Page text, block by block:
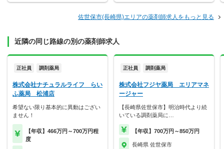
佐世保市(長崎県)エリアの薬剤師求人をもっと見る
近隣の同じ路線の別の薬剤師求人
正社員 調剤薬局
株式会社ナチュラルライフ らい
ふ薬局 松浦店
希望ない限り基本的に異動はござい
ません！
【年収】466万円～700万円程
度
正社員 調剤薬局
株式会社フジヤ薬局 エリアマネ
ージャー
【長崎県佐世保市】明治時代より続
いている調剤薬局に…
【年収】700万円～850万円
長崎県 佐世保市